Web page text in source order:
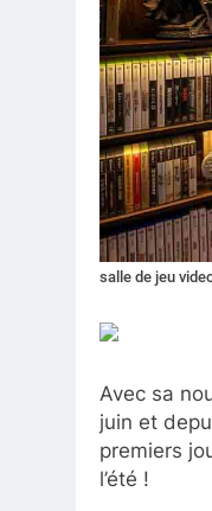
salle de jeu
Avec sa
juin et
premiers
l’été !